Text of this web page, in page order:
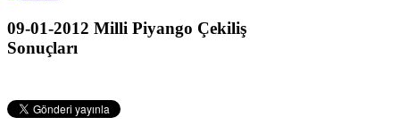
09-01-2012 Milli Piyango Çekiliş
Sonuçları